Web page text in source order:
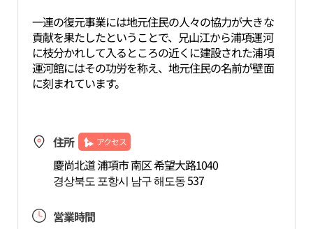
一連の復元事業には地元住民の人々の協力が大きな
貢献を果たしたということで、兄山江から浦項運河
に枝分かれして入るところの近くに建設された浦項
運河館にはその功労を称え、地元住民の名前が壁面
に刻まれています。
住所 アクセス
慶尚北道 浦項市 南区 希望大路1040
경상북도 포항시 남구 해도동 537
営業時間